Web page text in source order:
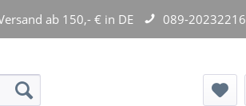
ab 150,- € in DE 089-20232216